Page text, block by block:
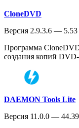
CloneDVD
Версия 2.9.3.6 —
Программа
создания копий
DAEMON Tools Lite
Версия 11.0.0 —